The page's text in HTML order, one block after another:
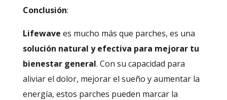
Conclusión:
Lifewave es mucho más que parches, es una
solución natural y efectiva para mejorar tu
bienestar general. Con su capacidad para
aliviar el dolor, mejorar el sueño y aumentar la
energía, estos parches pueden marcar la